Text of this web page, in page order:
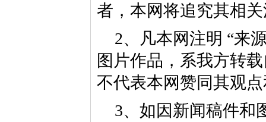
者，本网将追究其相
2、凡本网注明 “来
图片作品，系我方转
不代表本网赞同其观
3、如因新闻稿件和